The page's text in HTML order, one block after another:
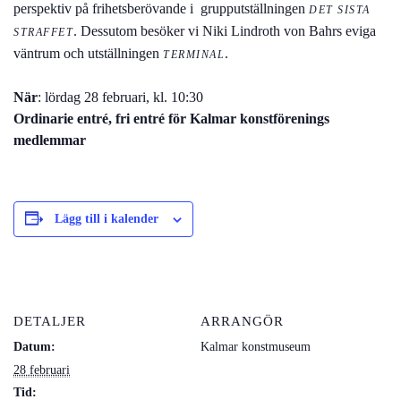
perspektiv på frihetsberövande i grupputställningen DET SISTA
STRAFFET. Dessutom besöker vi Niki Lindroth von Bahrs eviga
väntrum och utställningen TERMINAL .
När: lördag 28 februari, kl. 10:30
Ordinarie entré, fri entré för Kalmar konstförenings
medlemmar
Lägg till i kalender
DETALJER
Datum:
28 februari
Tid:
ARRANGÖR
Kalmar konstmuseum